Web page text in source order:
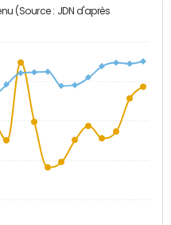
(Source : JDN d'après